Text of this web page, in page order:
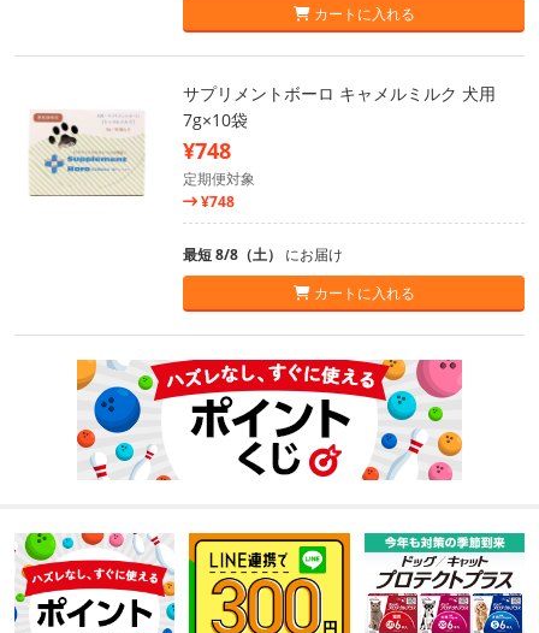
カートに入れる
サプリメントボーロ キャメルミルク 犬用
7g×10袋
¥748
定期便対象
¥748
最短 8/8（土） にお届け
カートに入れる